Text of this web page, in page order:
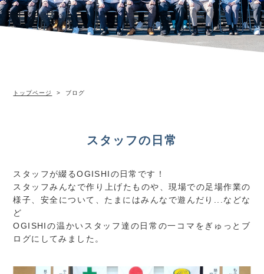
トップページ ブログ
スタッフの日常
スタッフが綴るOGISHIの日常です！
スタッフみんなで作り上げたものや、現場での足場作業の
様子、安全について、たまにはみんなで遊んだり...などな
ど
OGISHIの温かいスタッフ達の日常の一コマをぎゅっとブ
ログにしてみました。